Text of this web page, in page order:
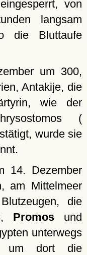
von
langsam
die Bluttaufe
um 300,
Antakije, die
wie der
(
wurde sie
14. Dezember
am Mittelmeer
die
, Promos und
unterwegs
um dort die